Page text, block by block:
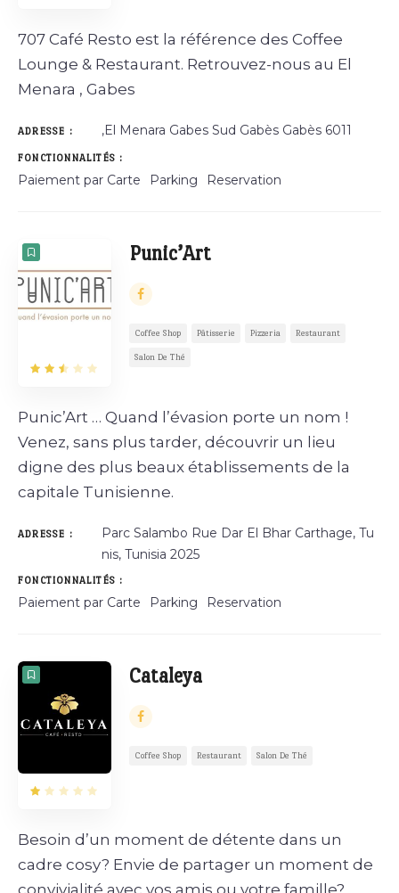
707 Café Resto est la référence des Coffee
Lounge & Restaurant. Retrouvez-nous au El
Menara , Gabes
ADRESSE : ,El Menara Gabes Sud Gabès Gabès 6011
FONCTIONNALITÉS :
Paiement par Carte Parking Reservation
Punic’Art
Coffee Shop Pâtisserie Pizzeria Restaurant
Salon De Thé
Punic’Art … Quand l’évasion porte un nom !
Venez, sans plus tarder, découvrir un lieu
digne des plus beaux établissements de la
capitale Tunisienne.
ADRESSE :
Parc Salambo Rue Dar El Bhar Carthage, Tu
nis, Tunisia 2025
FONCTIONNALITÉS :
Paiement par Carte Parking Reservation
Cataleya
Coffee Shop Restaurant Salon De Thé
Besoin d’un moment de détente dans un
cadre cosy? Envie de partager un moment de
convivialité avec vos amis ou votre famille?